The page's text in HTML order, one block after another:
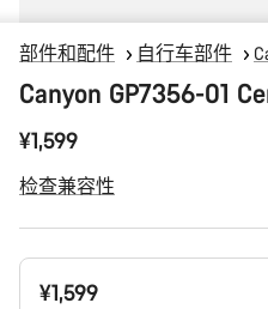
部件和配件 自行车部件
Canyon GP7356-01
¥1,599
检查兼容性
产
¥1,599